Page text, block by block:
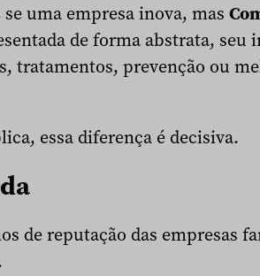
uma empresa inova, mas
de forma abstrata, seu
tratamentos, prevenção ou
essa diferença é decisiva.
de reputação das empresas